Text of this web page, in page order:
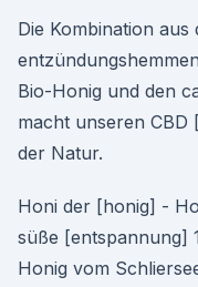
Die Kombination
Bio-Honig und den
macht unseren CBD
der Natur.
Honi der [honig] -
süße [entspannung]
Honig vom